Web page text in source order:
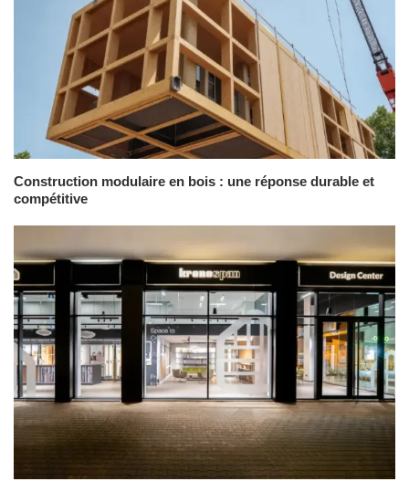
Construction modulaire en bois : une réponse durable et
compétitive